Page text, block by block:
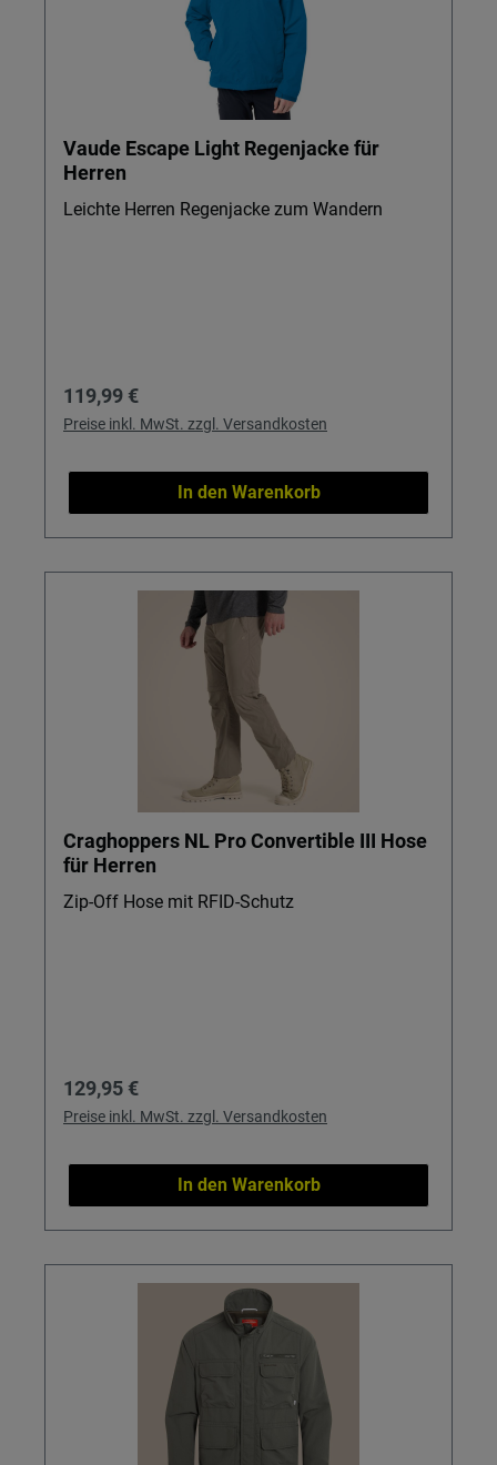
Vaude Escape Light Regenjacke für
Herren
Leichte Herren Regenjacke zum Wandern
Regulärer Preis:
119,99 €
Preise inkl. MwSt. zzgl. Versandkosten
In den Warenkorb
Craghoppers NL Pro Convertible III Hose
für Herren
Zip-Off Hose mit RFID-Schutz
Regulärer Preis:
129,95 €
Preise inkl. MwSt. zzgl. Versandkosten
In den Warenkorb